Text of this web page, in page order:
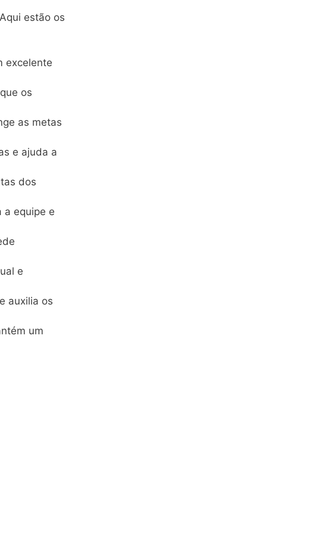
estão os
excelente
os
as metas
e ajuda a
dos
a equipe e
e
auxilia os
um